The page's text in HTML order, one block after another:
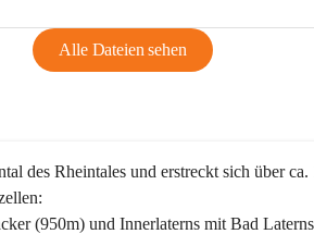
Alle Dateien sehen
des Rheintales und erstreckt sich über
(950m) und Innerlaterns mit Bad